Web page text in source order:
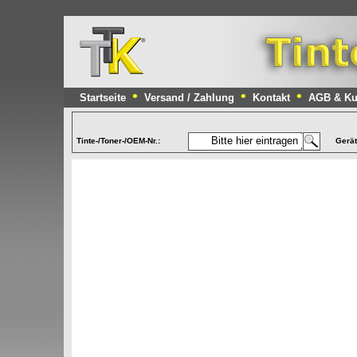
Startseite • Versand / Zahlung • Kontakt • AGB &
Tinte-/Toner-/OEM-Nr.: